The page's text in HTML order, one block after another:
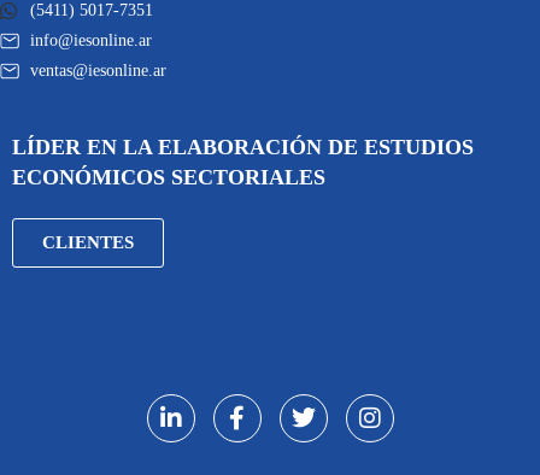
(5411) 5017-7351
info@iesonline.ar
ventas@iesonline.ar
LÍDER EN LA ELABORACIÓN DE ESTUDIOS
ECONÓMICOS SECTORIALES
CLIENTES